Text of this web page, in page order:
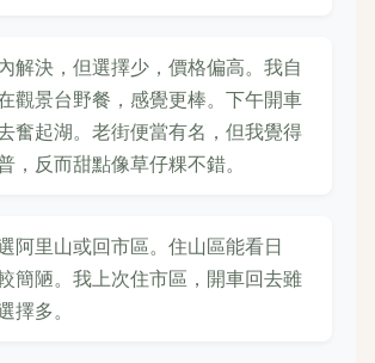
解決，但選擇少，價格偏高。我自
觀景台野餐，感覺更棒。下午開車
奮起湖。老街便當有名，但我覺得
，反而甜點像草仔粿不錯。
阿里山或回市區。住山區能看日
簡陋。我上次住市區，開車回去雖
擇多。